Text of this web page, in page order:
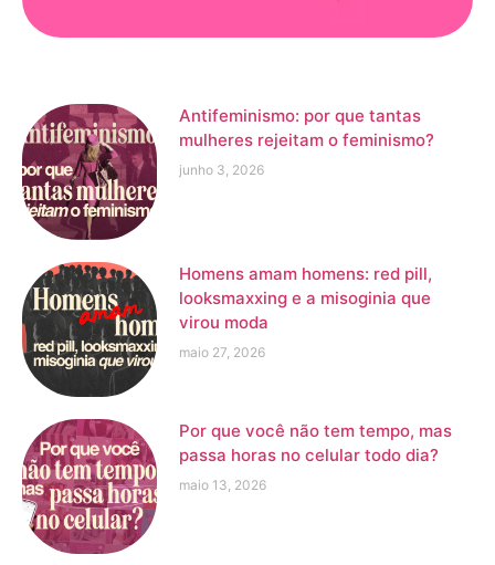
Antifeminismo: por que tantas
mulheres rejeitam o feminismo?
junho 3, 2026
Homens amam homens: red pill,
looksmaxxing e a misoginia que
virou moda
maio 27, 2026
Por que você não tem tempo, mas
passa horas no celular todo dia?
maio 13, 2026